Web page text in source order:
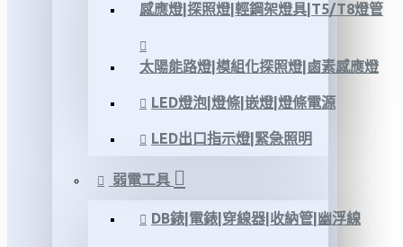
感應燈|探照燈|輕鋼架燈具|T5/T8燈管
太陽能路燈|模組化探照燈|鹵素感應燈
LED燈泡|燈條|嵌燈|燈條電源
LED出口指示燈|緊急照明
弱電工具
DB錶|電錶|穿線器|收納管|幽浮線